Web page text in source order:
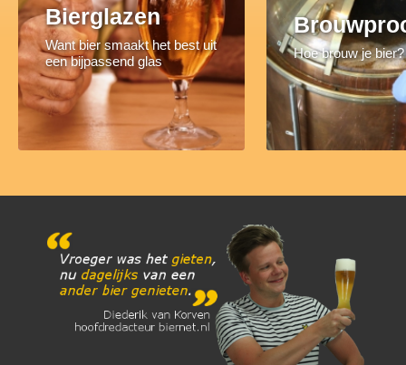
Bierglazen
Want bier smaakt het best uit
een bijpassend glas
Hoe brouw je bier?